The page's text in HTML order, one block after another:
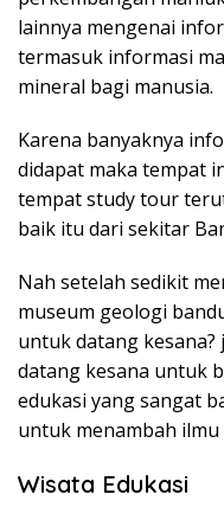
lainnya mengenai
termasuk informasi
mineral bagi manusia.
Karena banyaknya
didapat maka tempat
tempat study tour
baik itu dari sekitar
Nah setelah sedikit
museum geologi
untuk datang
datang kesana untuk
edukasi yang sangat
untuk menambah
Wisata Edukasi